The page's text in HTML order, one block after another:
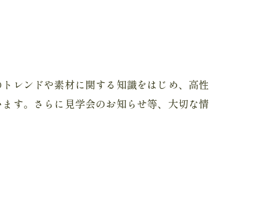
レンドや素材に関する知識をはじめ、高性
す。さらに見学会のお知らせ等、大切な情